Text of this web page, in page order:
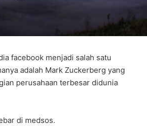
facebook menjadi salah satu
adalah Mark Zuckerberg yang
perusahaan terbesar didunia
di medsos.